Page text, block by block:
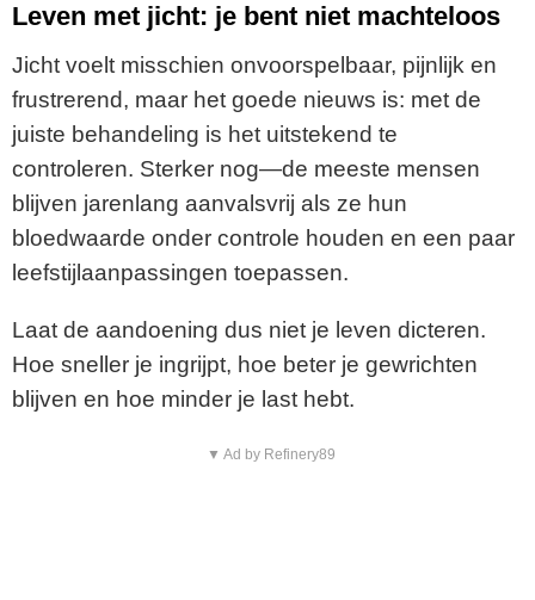
Leven met jicht: je bent niet machteloos
Jicht voelt misschien onvoorspelbaar, pijnlijk en
frustrerend, maar het goede nieuws is: met de
juiste behandeling is het uitstekend te
controleren. Sterker nog—de meeste mensen
blijven jarenlang aanvalsvrij als ze hun
bloedwaarde onder controle houden en een paar
leefstijlaanpassingen toepassen.
Laat de aandoening dus niet je leven dicteren.
Hoe sneller je ingrijpt, hoe beter je gewrichten
blijven en hoe minder je last hebt.
▼ Ad by Refinery89